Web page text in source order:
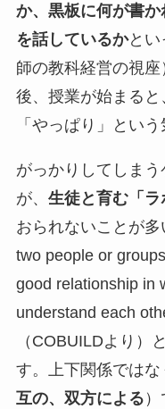
か、黒板に何が書
を話しているかとい
師の教科経営の視
後、授業が始まる
「やっぱり」とい
がっかりしてしま
が、 生徒と育む「ラ
おられないことが
two people or
good relationship in
understand each
（COBUILDより）
す。上下関係ではな
互の、双方による